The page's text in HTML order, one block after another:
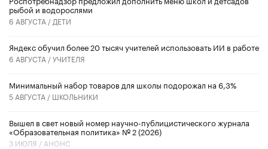
рыбой и водорослями
6 АВГУСТА / ДЕТИ
​Яндекс обучил более 20 тысяч учителей использовать ИИ в работе
6 АВГУСТА /УЧИТЕЛЯ
Минимальный набор товаров для школы подорожал на 6,3%
5 АВГУСТА / ШКОЛЬНИКИ
Вышел в свет новый номер научно-публицистического журнала
«Образовательная политика» № 2 (2026)
3 ИЮЛЯ / АНОНС